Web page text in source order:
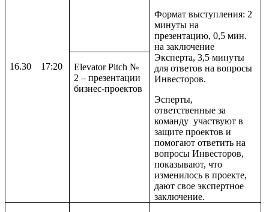
Формат выступления: 2
минуты на
презентацию, 0,5 мин.
на заключение
Эксперта, 3,5 минуты
для ответов на вопросы
Инвесторов.
Эсперты,
ответственные за
команду участвуют в
защите проектов и
помогают ответить на
вопросы Инвесторов,
показывают, что
изменилось в проекте,
дают свое экспертное
заключение.
16.30 17:20 ElevatorPitch№
2 – презентации
бизнес-проектов